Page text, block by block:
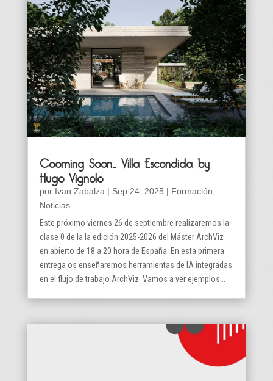
Cooming Soon… Villa Escondida by
Hugo Vignolo
por Ivan Zabalza| Sep 24, 2025 | Formación,
Noticias
Este próximo viernes 26 de septiembre realizaremos la
clase 0 de la la edición 2025-2026 del Máster ArchViz
en abierto de 18 a 20 hora de España. En esta primera
entrega os enseñaremos herramientas de IA integradas
en el flujo de trabajo ArchViz. Vamos a ver ejemplos...